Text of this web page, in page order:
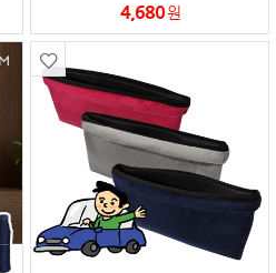
4,680원